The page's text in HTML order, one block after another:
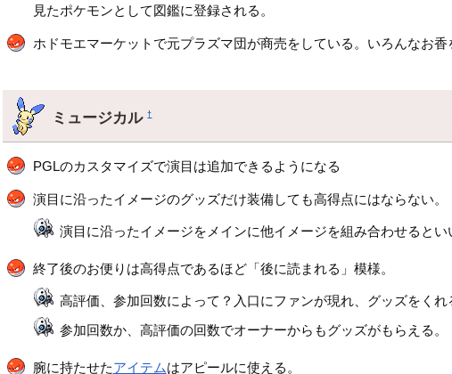
見たポケモンとして図鑑に登録される。
ホドモエマーケットで元プラズマ団が商売をしている。いろんなお香
ミュージカル†
PGLのカスタマイズで演目は追加できるようになる
演目に沿ったイメージのグッズだけ装備しても高得点にはならない。
演目に沿ったイメージをメインに他イメージを組み合わせるとい
終了後のお便りは高得点であるほど「後に読まれる」模様。
高評価、参加回数によって？入口にファンが現れ、グッズをくれ
参加回数か、高評価の回数でオーナーからもグッズがもらえる。
腕に持たせたアイテムはアピールに使える。